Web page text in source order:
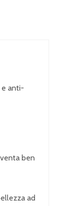
e anti-
ben
ad